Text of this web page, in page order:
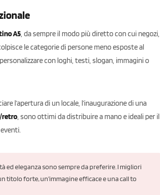
A5 , da sempre il modo più diretto con cui negozi,
le categorie di persone meno esposte al
personalizzare con loghi, testi, slogan, immagini o
l’apertura di un locale, l’inaugurazione di una
retro , sono ottimi da distribuire a mano e ideali per il
ed eleganza sono sempre da preferire. I migliori
titolo forte, un’immagine efficace e una call to